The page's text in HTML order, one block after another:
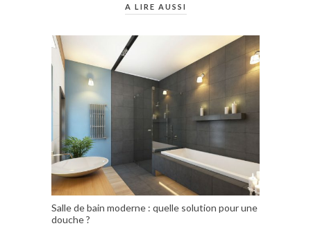
A LIRE AUSSI
Salle de bain moderne : quelle solution pour une
douche ?